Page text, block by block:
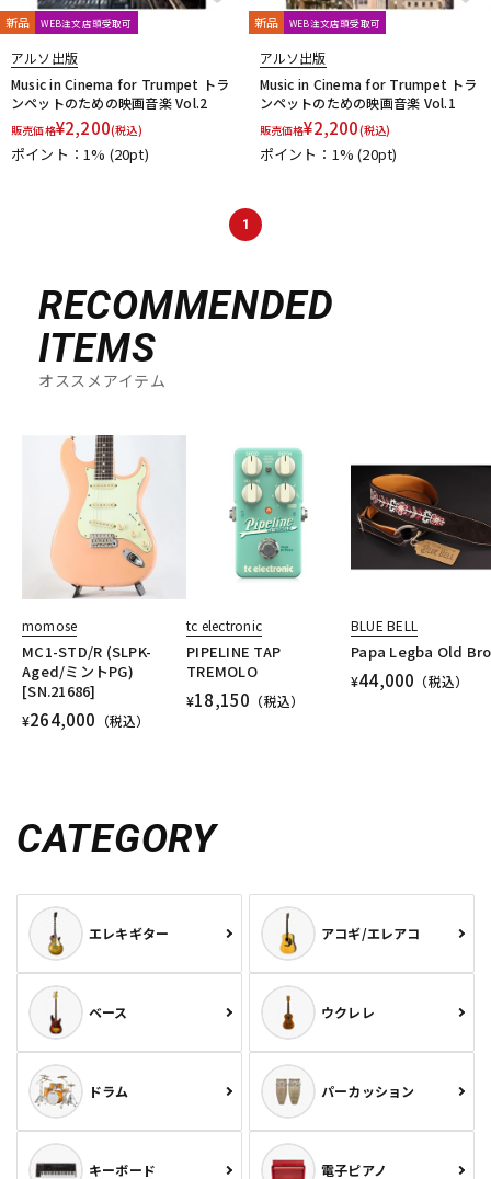
新品 WEB注文店頭受取可
アルソ出版
Music in Cinema for Trumpet トラ
ンペットのための映画音楽 Vol.2
販売価格¥2,200(税込)
ポイント：1% (20pt)
新品 WEB注文店頭受取可
アルソ出版
Music in Cinema for Trumpet トラ
ンペットのための映画音楽 Vol.1
販売価格¥2,200(税込)
ポイント：1%(20pt)
1
RECOMMENDED
ITEMS
オススメアイテム
momose
MC1-STD/R (SLPK-
Aged/ミントPG)
[SN.21686]
¥264,000 （税込）
tc electronic
PIPELINE TAP
TREMOLO
¥18,150 （税込）
BLUE BELL
Papa Legba Old
¥44,000 （税込）
CATEGORY
エレキギター アコギ/エレアコ
ベース ウクレレ
ドラム パーカッション
キーボード 電子ピアノ